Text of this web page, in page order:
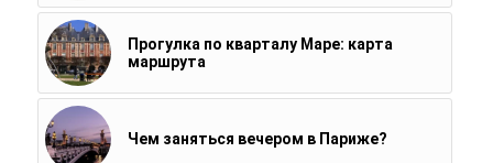
Прогулка по кварталу Маре: карта
маршрута
Чем заняться вечером в Париже?